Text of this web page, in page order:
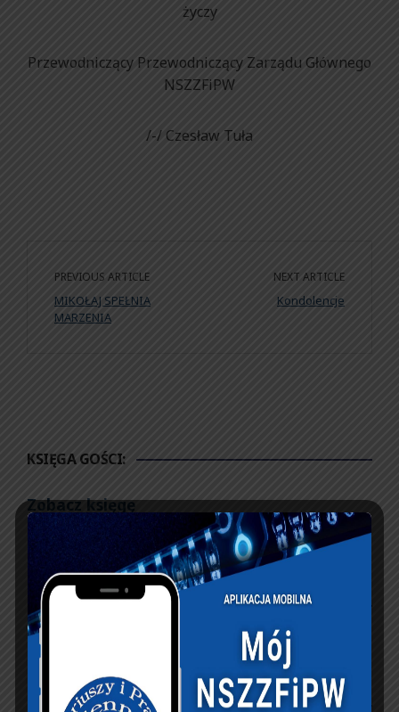
życzy
Przewodniczący Przewodniczący Zarządu Głównego
NSZZFiPW
/-/ Czesław Tuła
PREVIOUS ARTICLE
MIKOŁAJ SPEŁNIA
MARZENIA
NEXT ARTICLE
Kondolencje
KSIĘGA GOŚCI:
Zobacz księgę
dopisz do księgi
NASZ FACEBOOK
UBEZPIECZENIA